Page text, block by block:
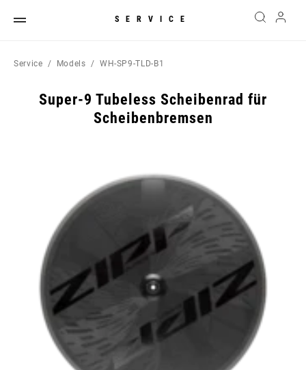
SERVICE
Service Models WH-SP9-TLD-B1
Super-9 Tubeless Scheibenrad für
Scheibenbremsen